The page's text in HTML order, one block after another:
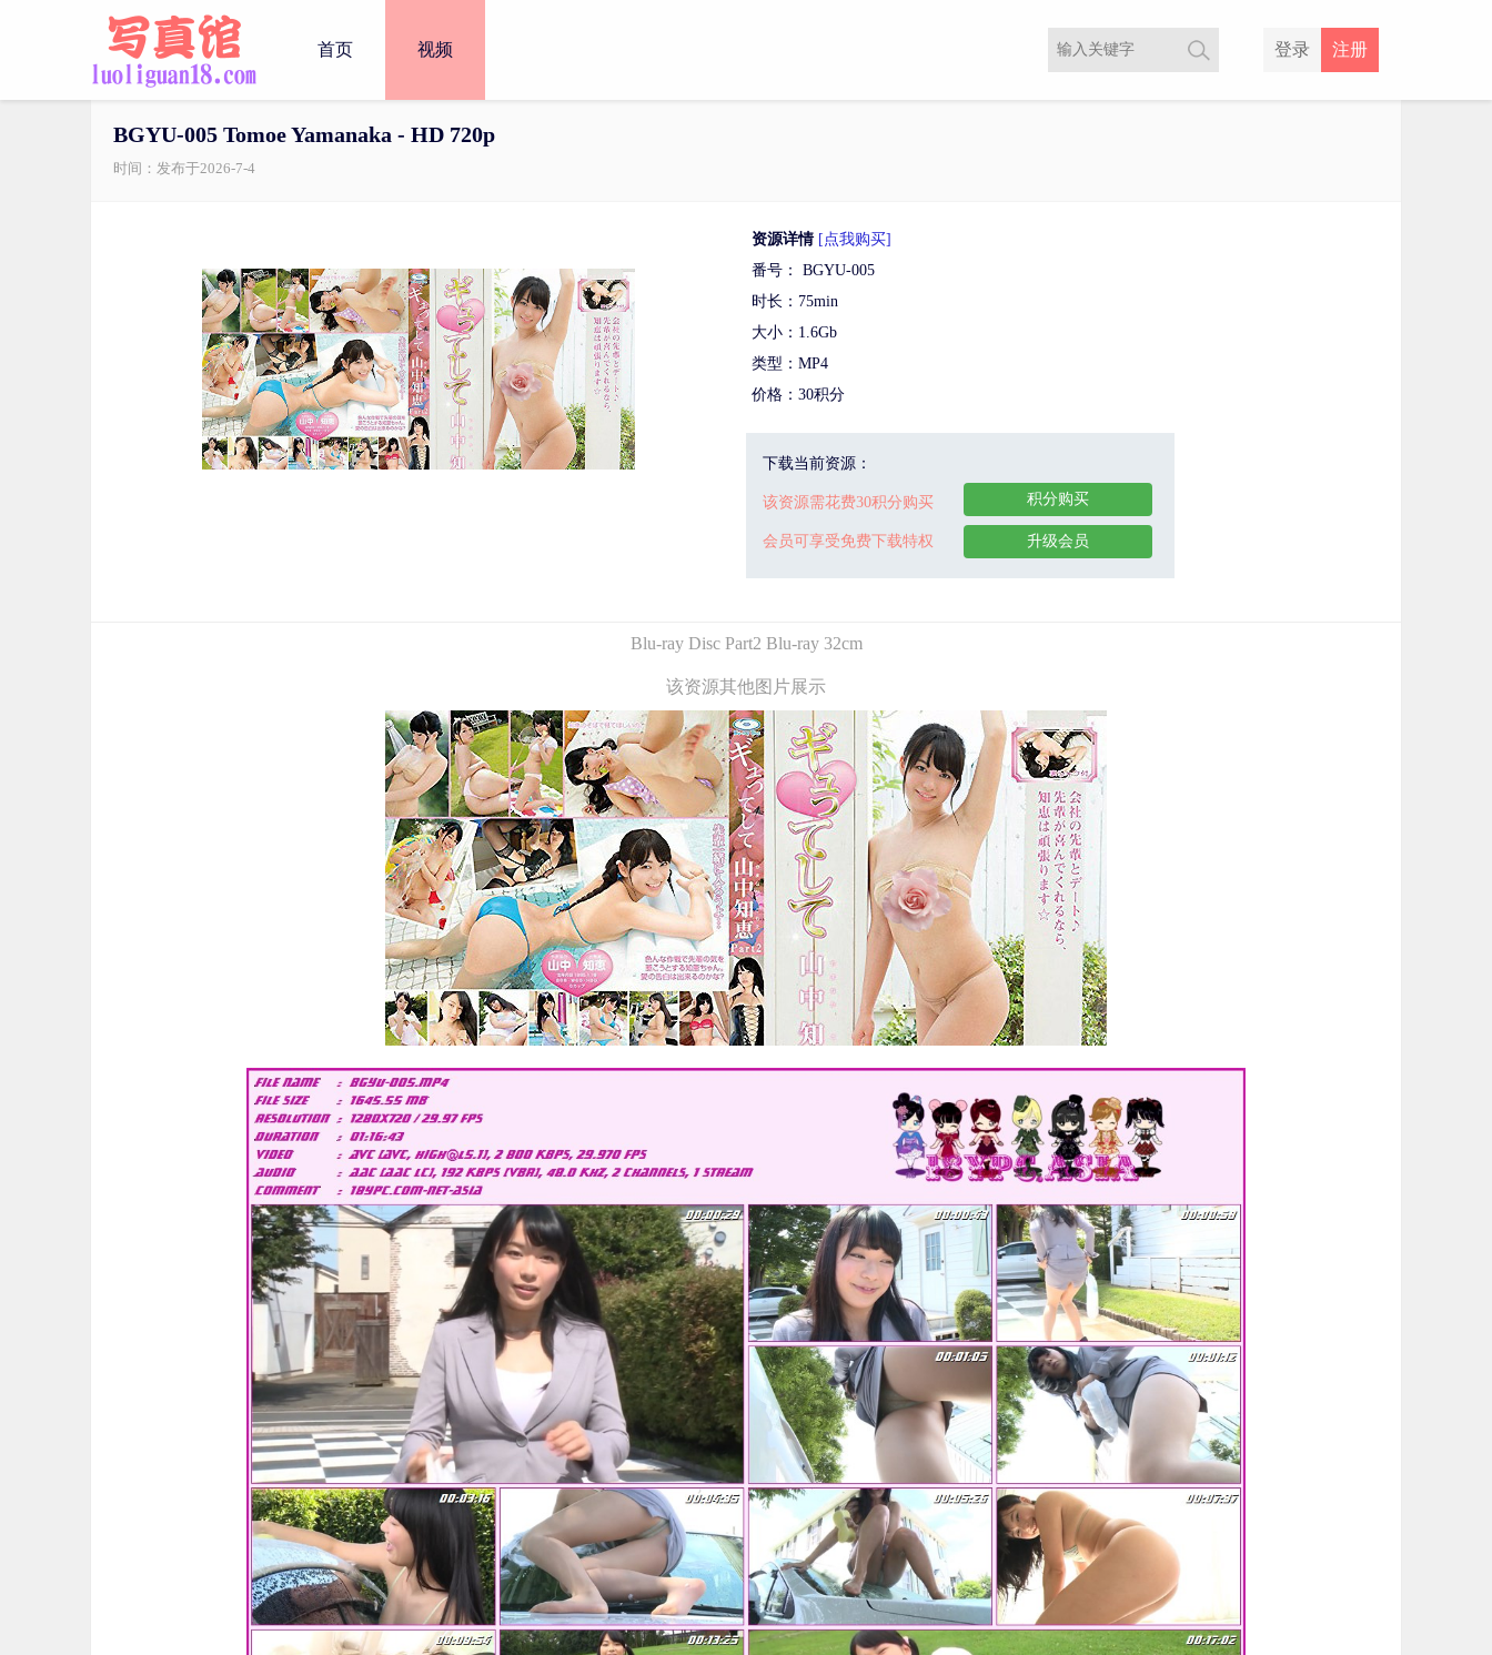
注册
登录
首页 视频
BGYU-005 Tomoe Yamanaka - HD 720p
时间：发布于2026-7-4
资源详情 [点我购买]
番号： BGYU-005
时长：75min
大小：1.6Gb
类型：MP4
价格：30积分
下载当前资源：
该资源需花费30积分购买
会员可享受免费下载特权
积分购买
升级会员
Blu-ray Disc Part2 Blu-ray 32cm
该资源其他图片展示